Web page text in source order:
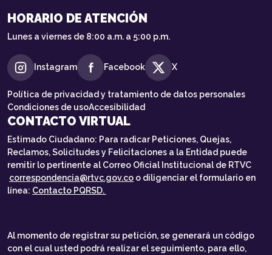
HORARIO DE ATENCIÓN
Lunes a viernes de 8:00 a.m. a 5:00 p.m.
Instagram Facebook X
Política de privacidad y tratamiento de datos personales
Condiciones de usoAccesibilidad
CONTACTO VIRTUAL
Estimado Ciudadano: Para radicar Peticiones, Quejas,
Reclamos, Solicitudes y Felicitaciones a la Entidad puede
remitir lo pertinente al Correo Oficial Institucional de RTVC
correspondencia@rtvc.gov.co o diligenciar el formulario en
línea: Contacto PQRSD.
Al momento de registrar su petición, se generará un código
con el cual usted podrá realizar el seguimiento, para ello,